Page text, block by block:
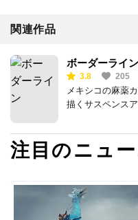
関連作品
ボーダーライン
3.8 205
メキシコの麻薬
描くサスペンス
注目のニュー